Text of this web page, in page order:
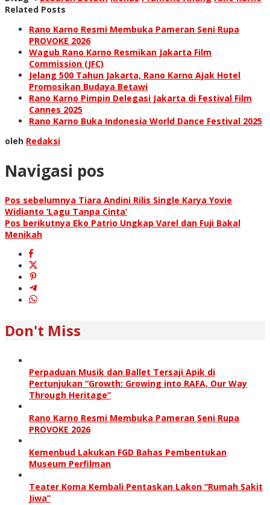
Related Posts
Rano Karno Resmi Membuka Pameran Seni Rupa
PROVOKE 2026
Wagub Rano Karno Resmikan Jakarta Film
Commission (JFC)
Jelang 500 Tahun Jakarta, Rano Karno Ajak Hotel
Promosikan Budaya Betawi
Rano Karno Pimpin Delegasi Jakarta di Festival Film
Cannes 2025
Rano Karno Buka Indonesia World Dance Festival 2025
oleh Redaksi
Navigasi pos
Pos sebelumnya Tiara Andini Rilis Single Karya Yovie
Widianto ‘Lagu Tanpa Cinta’
Pos berikutnya Eko Patrio Ungkap Varel dan Fuji Bakal
Menikah
Don't Miss
Perpaduan Musik dan Ballet Tersaji Apik di
Pertunjukan “Growth: Growing into RAFA, Our Way
Through Heritage”
Rano Karno Resmi Membuka Pameran Seni Rupa
PROVOKE 2026
Kemenbud Lakukan FGD Bahas Pembentukan
Museum Perfilman
Teater Koma Kembali Pentaskan Lakon “Rumah Sakit
Jiwa”